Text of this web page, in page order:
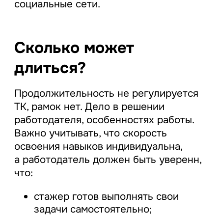
социальные сети.
Сколько может
длиться?
Продолжительность не регулируется
ТК, рамок нет. Дело в решении
работодателя, особенностях работы.
Важно учитывать, что скорость
освоения навыков индивидуальна,
а работодатель должен быть уверенн,
что:
стажер готов выполнять свои
задачи самостоятельно;